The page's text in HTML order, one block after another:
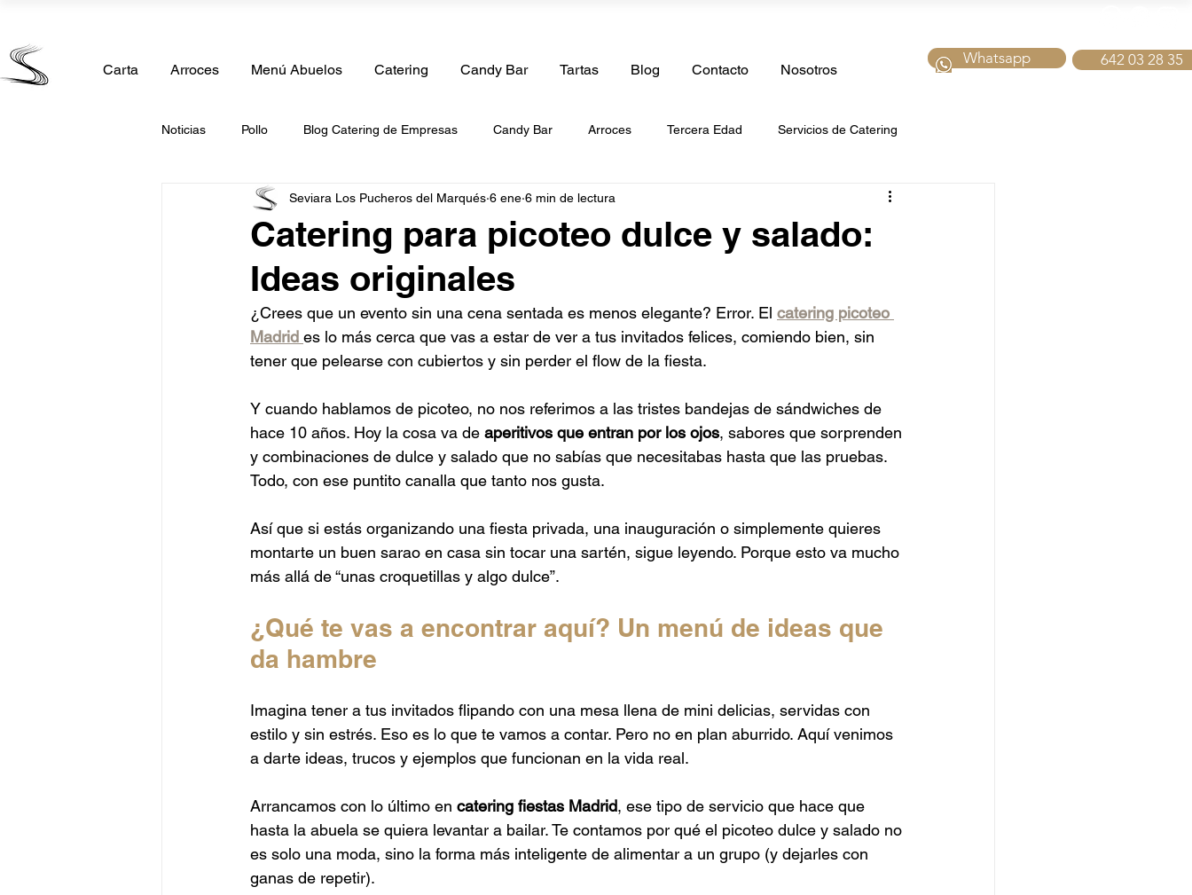
Carta Arroces Menú Abuelos Catering Candy Bar Tartas Blog Contacto Nosotros
642 03 28 35
Whatsapp
Noticias Pollo Blog Catering de Empresas Candy Bar Arroces Tercera Edad Servicios de Catering
Comida Casera Catering de boda Catering de Cumpleaños
Catering Comunión Catering de Paellas Catering a Domicilio
Catering San Valentin Catering de Frutas Catering Vegano Catering Halal Catering para Hoteles
Catering Alta Gama Catering Mexicano Catering de Barbacoa Catering Baby Shower Catering de Hamburguesas
Catering Peruano Catering Japonés Catering para Graduaciones
Catering para picoteo dulce y salado:
Ideas originales
Seviara Los Pucheros del Marqués 6 ene 6 min de lectura
¿Crees que un evento sin una cena sentada es menos elegante? Error. El catering picoteo
Madrid es lo más cerca que vas a estar de ver a tus invitados felices, comiendo bien, sin
tener que pelearse con cubiertos y sin perder el flow de la fiesta.
Y cuando hablamos de picoteo, no nos referimos a las tristes bandejas de sándwiches de
hace 10 años. Hoy la cosa va de aperitivos que entran por los ojos, sabores que sorprenden
y combinaciones de dulce y salado que no sabías que necesitabas hasta que las pruebas.
Todo, con ese puntito canalla que tanto nos gusta.
Así que si estás organizando una fiesta privada, una inauguración o simplemente quieres
montarte un buen sarao en casa sin tocar una sartén, sigue leyendo. Porque esto va mucho
más allá de “unas croquetillas y algo dulce”.
¿Qué te vas a encontrar aquí? Un menú de ideas que
da hambre
Imagina tener a tus invitados flipando con una mesa llena de mini delicias, servidas con
estilo y sin estrés. Eso es lo que te vamos a contar. Pero no en plan aburrido. Aquí venimos
a darte ideas, trucos y ejemplos que funcionan en la vida real.
Arrancamos con lo último en catering fiestas Madrid, ese tipo de servicio que hace que
hasta la abuela se quiera levantar a bailar. Te contamos por qué el picoteo dulce y salado no
es solo una moda, sino la forma más inteligente de alimentar a un grupo (y dejarles con
ganas de repetir).